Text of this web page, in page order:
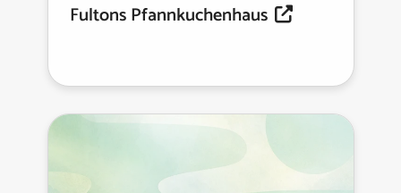
Fultons Pfannkuchenhaus